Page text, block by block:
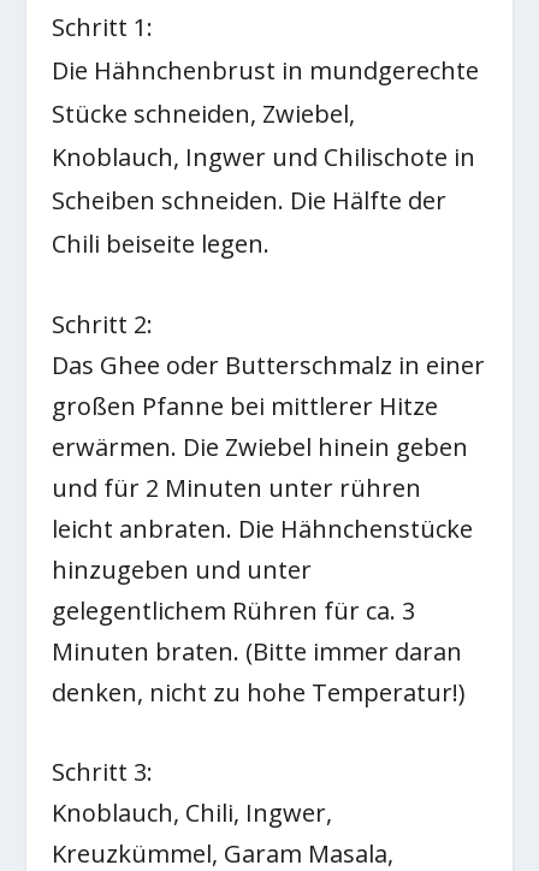
Schritt 1:
Die Hähnchenbrust in mundgerechte
Stücke schneiden, Zwiebel,
Knoblauch, Ingwer und Chilischote in
Scheiben schneiden. Die Hälfte der
Chili beiseite legen.
Schritt 2:
Das Ghee oder Butterschmalz in einer
großen Pfanne bei mittlerer Hitze
erwärmen. Die Zwiebel hinein geben
und für 2 Minuten unter rühren
leicht anbraten. Die Hähnchenstücke
hinzugeben und unter
gelegentlichem Rühren für ca. 3
Minuten braten. (Bitte immer daran
denken, nicht zu hohe Temperatur!)
Schritt 3:
Knoblauch, Chili, Ingwer,
Kreuzkümmel, Garam Masala,